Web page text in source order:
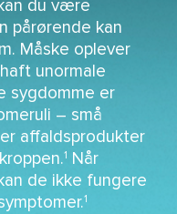
du være
pårørende kan
Måske oplever
unormale
sygdomme er
– små
affaldsprodukter
1
Når
de ikke fungere
1